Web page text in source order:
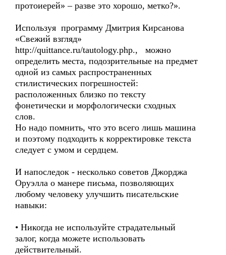
протоиерей» – разве это хорошо, метко?».
Используя программу Дмитрия Кирсанова
«Свежий взгляд»
http://quittance.ru/tautology.php., можно
определить места, подозрительные на предмет
одной из самых распространенных
стилистических погрешностей:
расположенных близко по тексту
фонетически и морфологически сходных
слов.
Но надо помнить, что это всего лишь машина
и поэтому подходить к корректировке текста
следует с умом и сердцем.
И напоследок - несколько советов Джорджа
Оруэлла о манере письма, позволяющих
любому человеку улучшить писательские
навыки:
• Никогда не используйте страдательный
залог, когда можете использовать
действительный.